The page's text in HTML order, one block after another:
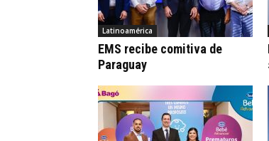
Latinoamérica
EMS recibe comitiva de
Paraguay